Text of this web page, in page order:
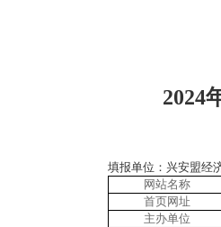
2024
填报单位： 兴安盟经
网站名称
首页网址
主办单位